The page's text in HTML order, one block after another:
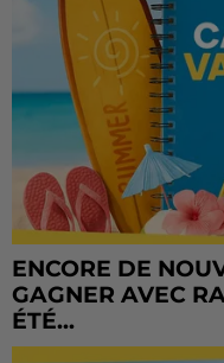
ENCORE DE
GAGNER AVEC
ÉTÉ...